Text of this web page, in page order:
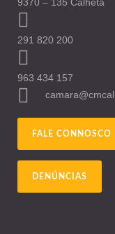
291 820 200
963 434 157
FALE CONNOSCO
DENÚNCIAS